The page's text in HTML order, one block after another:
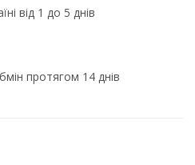
від 1 до 5 днів
протягом 14 днів